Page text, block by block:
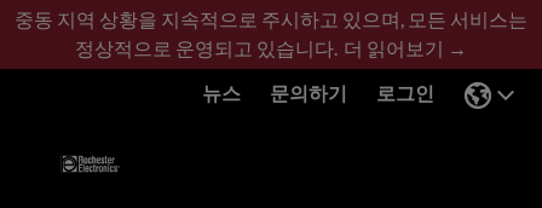
기
콘
바
글
중동 지역 상황을 지속적으로 주시하고 있으며, 모든 서비스는
정상적으로 운영되고 있습니다. 더 읽어보기 →
뉴스
문의하기 로그인